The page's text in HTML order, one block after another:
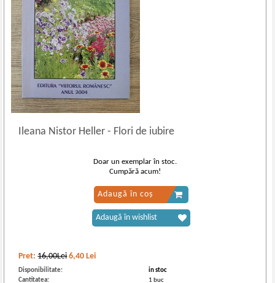
Ileana Nistor Heller- Flori de iubire
Pret:16,00Lei 6,40 Lei
Disponibilitate:
in stoc
Cantitatea:
1 buc
Doar un exemplar în stoc.
Cumpără acum!
Adaugă în coș
Adaugă în wishlist